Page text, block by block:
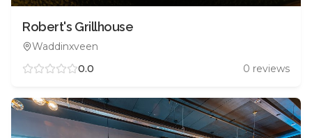
Robert's Grillhouse
Waddinxveen
0.0
0 reviews